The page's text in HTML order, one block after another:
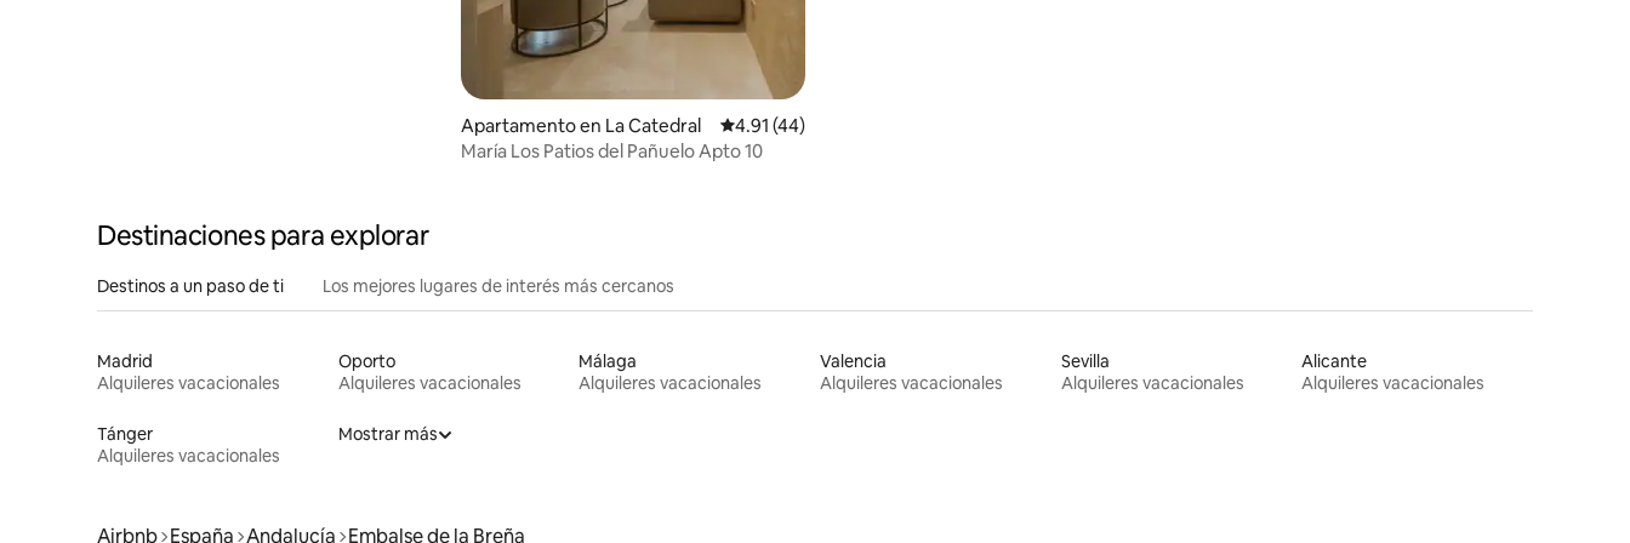
Apartamento en La Catedral Calificación promedio: 4.91 de 5, 44 reseñas
4.91 (44)
María Los Patios del Pañuelo Apto 10
Destinaciones para explorar
Destinos a un paso de ti Los mejores lugares de interés más cercanos
Madrid
Alquileres vacacionales
Oporto
Alquileres vacacionales
Málaga
Alquileres vacacionales
Valencia
Alquileres vacacionales
Sevilla
Alquileres vacacionales
Alicante
Alquileres vacacionales
Tánger
Alquileres vacacionales
Mostrar más
Airbnb España Andalucía Embalse de la Breña